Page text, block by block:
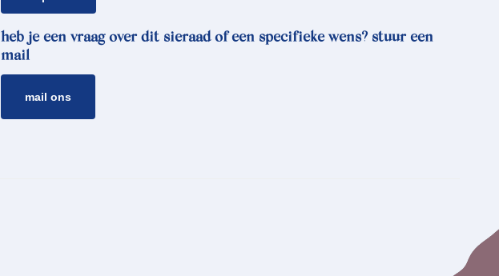
heb je een vraag over dit sieraad of een specifieke wens? stuur een
mail
mail ons